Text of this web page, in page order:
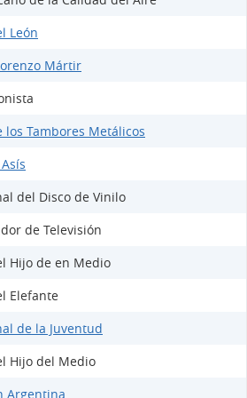
León
Mártir
Tambores Metálicos
del Disco de Vinilo
de Televisión
Hijo de en Medio
Elefante
de la Juventud
Hijo del Medio
Argentina